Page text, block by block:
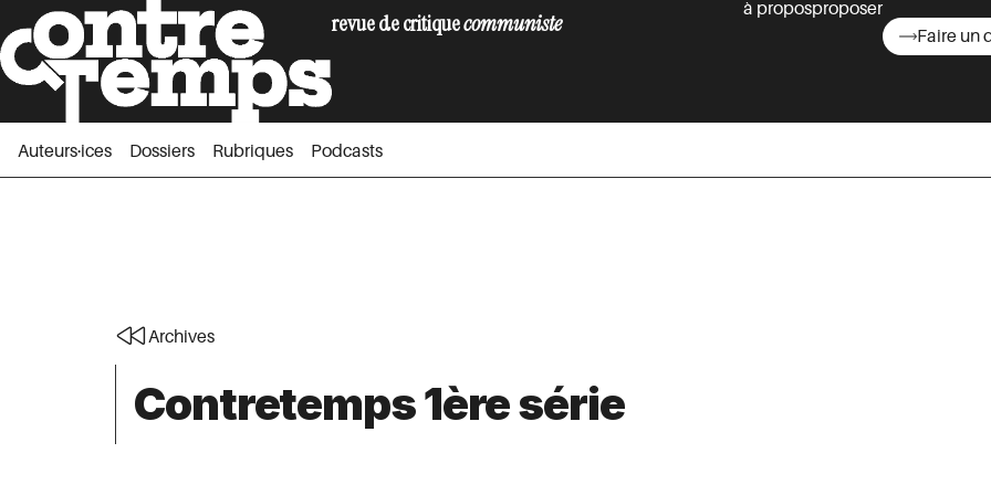
Auteurs·ices
revue de critiquecommuniste à proposproposer
Faire un
Auteurs·ices Dossiers Rubriques Podcasts
Archives
Contretemps 1ère série